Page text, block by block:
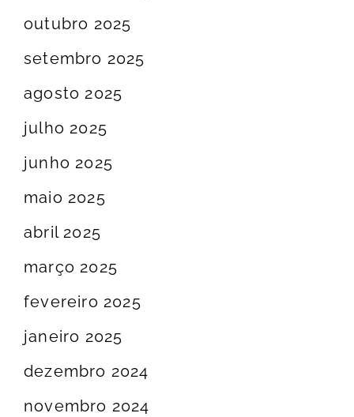
outubro 2025
setembro 2025
agosto 2025
julho 2025
junho 2025
maio 2025
abril 2025
março 2025
fevereiro 2025
janeiro 2025
dezembro 2024
novembro 2024